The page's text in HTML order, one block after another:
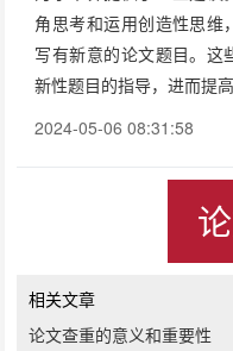
角思考和运用创造性思维
写有新意的论文题目。这
新性题目的指导，进而提
2024-05-06 08:31:58
相关文章
论文查重的意义和重要性